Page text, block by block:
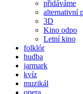
přidáváme
alternativní
3D
Kino odpo
Letní kino
folklór
hudba
jarmark
kvíz
muzikál